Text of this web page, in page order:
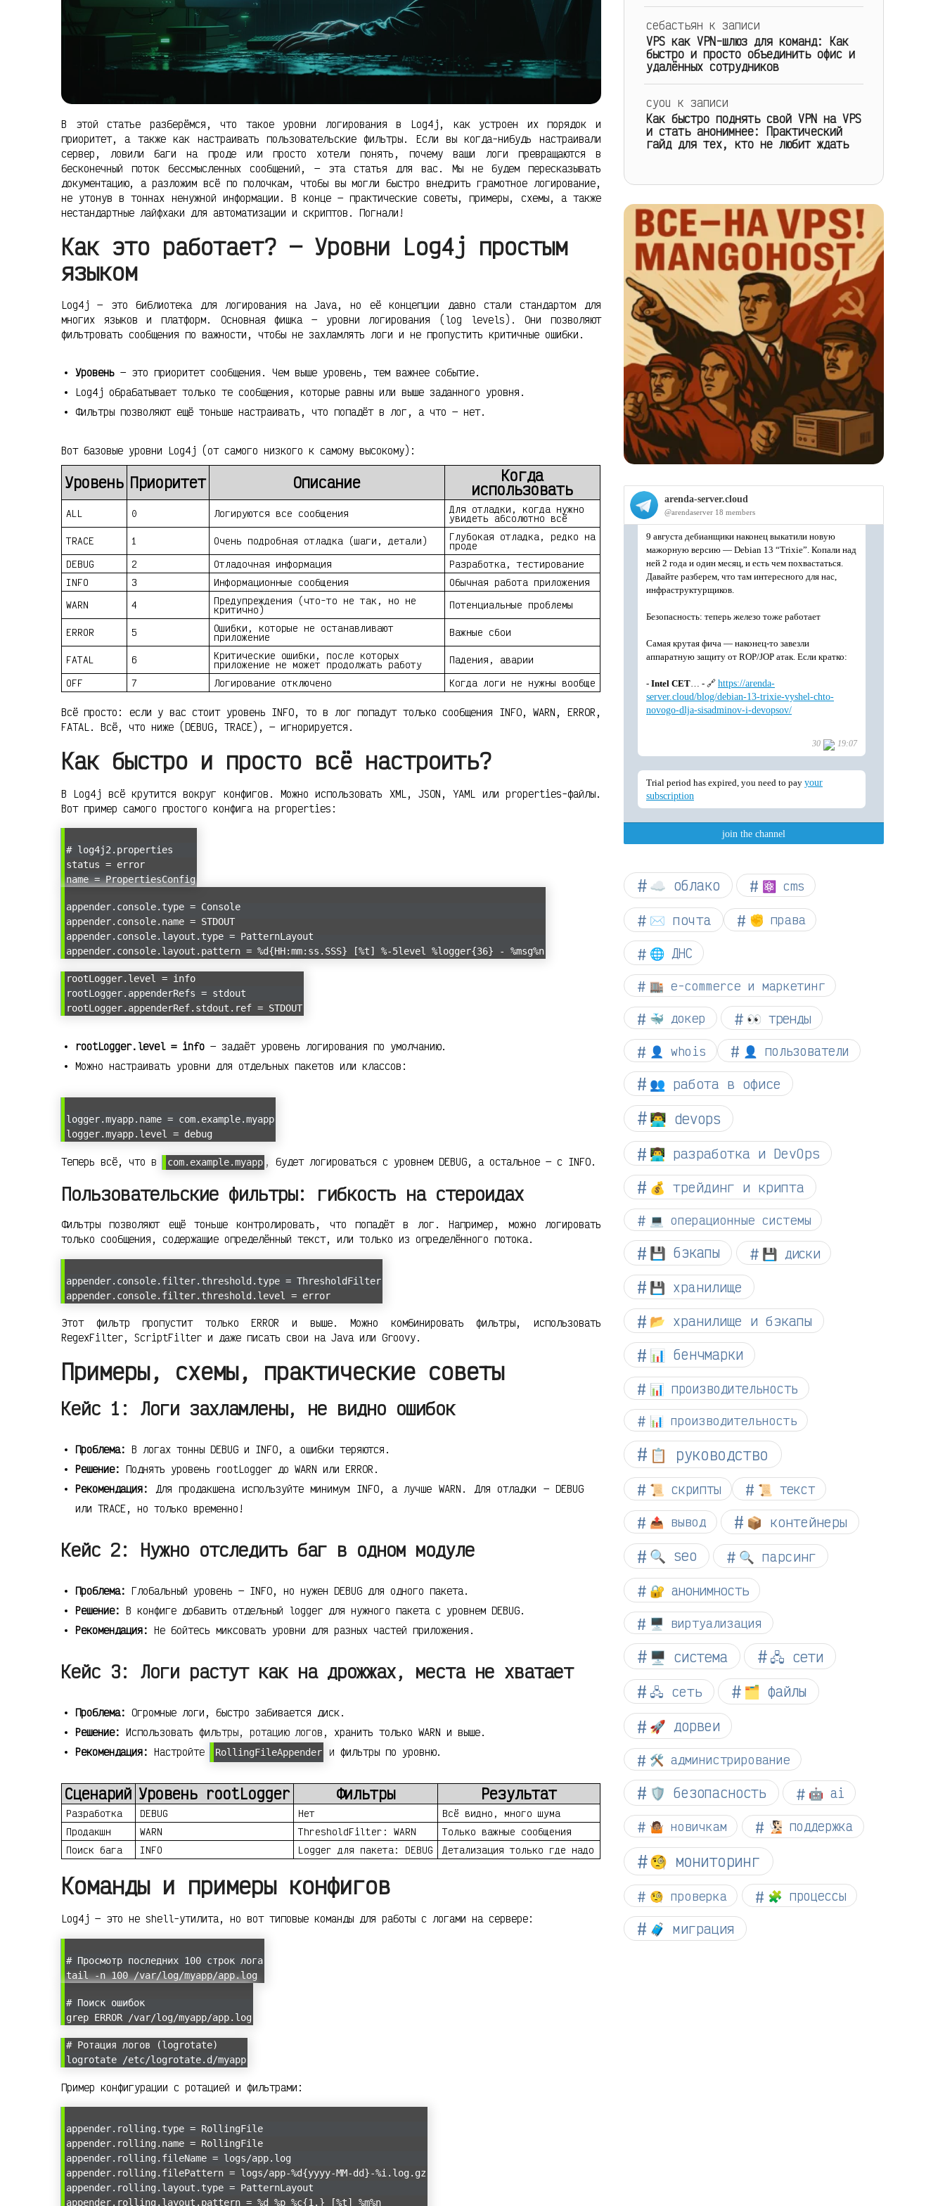
В этой статье разберёмся, что такое уровни логирования в Log4j, как устроен их порядок и
приоритет, а также как настраивать пользовательские фильтры. Если вы когда-нибудь настраивали
сервер, ловили баги на проде или просто хотели понять, почему ваши логи превращаются в
бесконечный поток бессмысленных сообщений, — эта статья для вас. Мы не будем пересказывать
документацию, а разложим всё по полочкам, чтобы вы могли быстро внедрить грамотное логирование,
не утонув в тоннах ненужной информации. В конце — практические советы, примеры, схемы, а также
нестандартные лайфхаки для автоматизации и скриптов. Погнали!
Как это работает? — Уровни Log4j простым
языком
Log4j — это библиотека для логирования на Java, но её концепции давно стали стандартом для
многих языков и платформ. Основная фишка — уровни логирования (log levels). Они позволяют
фильтровать сообщения по важности, чтобы не захламлять логи и не пропустить критичные ошибки.
Уровень — это приоритет сообщения. Чем выше уровень, тем важнее событие.
Log4j обрабатывает только те сообщения, которые равны или выше заданного уровня.
Фильтры позволяют ещё тоньше настраивать, что попадёт в лог, а что — нет.
Вот базовые уровни Log4j (от самого низкого к самому высокому):
Уровень Приоритет Описание Когда
использовать
ALL 0 Логируются все сообщения Для отладки, когда нужно
увидеть абсолютно всё
TRACE
1 Очень подробная отладка (шаги, детали) Глубокая отладка, редко на
проде
DEBUG
2 Отладочная информация
Разработка, тестирование
INFO
3 Информационные сообщения
Обычная работа приложения
WARN
4 Предупреждения (что-то не так, но не
критично) Потенциальные проблемы
ERROR 5 Ошибки, которые не останавливают
приложение Важные сбои
FATAL 6 Критические ошибки, после которых
приложение не может продолжать работу
Падения, аварии
OFF
7 Логирование отключено Когда логи не нужны вообще
Всё просто: если у вас стоит уровень INFO, то в лог попадут только сообщения INFO, WARN, ERROR,
FATAL. Всё, что ниже (DEBUG, TRACE), — игнорируется.
Как быстро и просто всё настроить?
В Log4j всё крутится вокруг конфигов. Можно использовать XML, JSON, YAML или properties-файлы.
Вот пример самого простого конфига на properties:
# log4j2.properties
status = error
name = PropertiesConfig
appender.console.type = Console
appender.console.name = STDOUT
appender.console.layout.type = PatternLayout
appender.console.layout.pattern = %d{HH:mm:ss.SSS} [%t] %-5level %logger{36} - %msg%n
rootLogger.level = info
rootLogger.appenderRefs = stdout
rootLogger.appenderRef.stdout.ref = STDOUT
rootLogger.level = info — задаёт уровень логирования по умолчанию.
Можно настраивать уровни для отдельных пакетов или классов:
logger.myapp.name = com.example.myapp
logger.myapp.level = debug
Теперь всё, что в com.example.myapp , будет логироваться с уровнем DEBUG, а остальное — с INFO.
Пользовательские фильтры: гибкость на стероидах
Фильтры позволяют ещё тоньше контролировать, что попадёт в лог. Например, можно логировать
только сообщения, содержащие определённый текст, или только из определённого потока.
appender.console.filter.threshold.type = ThresholdFilter
appender.console.filter.threshold.level = error
Этот фильтр пропустит только ERROR и выше. Можно комбинировать фильтры, использовать
RegexFilter, ScriptFilter и даже писать свои на Java или Groovy.
Примеры, схемы, практические советы
Кейс 1: Логи захламлены, не видно ошибок
Проблема: В логах тонны DEBUG и INFO, а ошибки теряются.
Решение: Поднять уровень rootLogger до WARN или ERROR.
Рекомендация:
Для продакшена используйте минимум INFO, а лучше WARN. Для отладки — DEBUG
или TRACE, но только временно!
Кейс 2: Нужно отследить баг в одном модуле
Проблема: Глобальный уровень — INFO, но нужен DEBUG для одного пакета.
Решение: В конфиге добавить отдельный logger для нужного пакета с уровнем DEBUG.
Рекомендация: Не бойтесь миксовать уровни для разных частей приложения.
Кейс 3: Логи растут как на дрожжах, места не хватает
Проблема: Огромные логи, быстро забивается диск.
Решение: Использовать фильтры, ротацию логов, хранить только WARN и выше.
Рекомендация: Настройте RollingFileAppender и фильтры по уровню.
Сценарий Уровень rootLogger Фильтры Результат
Разработка DEBUG Нет
Всё видно, много шума
Продакшн
WARN ThresholdFilter: WARN
Только важные сообщения
Поиск бага
INFO Logger для пакета: DEBUG Детализация только где надо
Команды и примеры конфигов
Log4j — это не shell-утилита, но вот типовые команды для работы с логами на сервере:
# Просмотр последних 100 строк лога
tail -n 100 /var/log/myapp/app.log
# Поиск ошибок
grep ERROR /var/log/myapp/app.log
# Ротация логов (logrotate)
logrotate /etc/logrotate.d/myapp
Пример конфигурации с ротацией и фильтрами:
appender.rolling.type = RollingFile
appender.rolling.name = RollingFile
appender.rolling.fileName = logs/app.log
appender.rolling.filePattern = logs/app-%d{yyyy-MM-dd}-%i.log.gz
appender.rolling.layout.type = PatternLayout
appender.rolling.layout.pattern = %d %p %c{1.} [%t] %m%n
себастьян к записи
VPS как VPN-шлюз для команд: Как
быстро и просто объединить офис и
удалённых сотрудников
cyou к записи
Как быстро поднять свой VPN на VPS
и стать анонимнее: Практический
гайд для тех, кто не любит ждать
☁︎ облако ⚛ cms
✉️ почта ✊ права
🌐 ДНС
🏬 e-commerce и маркетинг
🐳 докер 👀 тренды
👤 whois 👤 пользователи
👥 работа в офисе
👨‍💻 devops
👨‍💻 разработка и DevOps
💰 трейдинг и крипта
💻 операционные системы
💾 бэкапы 💾 диски
💾 хранилище
📂 хранилище и бэкапы
📊 бенчмарки
📊 производительность
📊 производительность
📋 руководство
📜 скрипты 📜 текст
📤 вывод 📦 контейнеры
🔍 seo 🔍 парсинг
🔐 анонимность
🖥️ виртуализация
🖥️ система 🖧 сети
🖧 сеть 🗂️ файлы
🚀 дорвеи
🛠️ администрирование
🛡️ безопасность 🤖 ai
🤷🏽 новичкам 🧏🏻 поддержка
🧐 мониторинг
🧐 проверка 🧩 процессы
🧳 миграция